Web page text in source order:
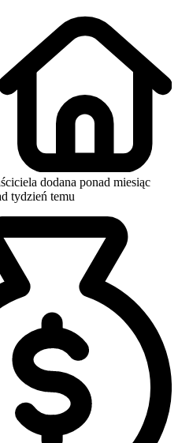
dodana ponad miesiąc
tydzień temu